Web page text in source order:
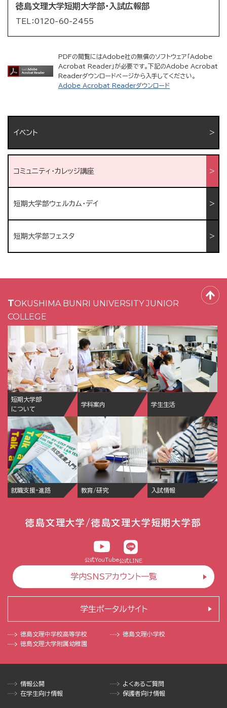
徳島文理大学短期大学部・入試広報部
TEL：0120-60-2455
PDFの閲覧にはAdobe社の無償のソフトウェア「Adobe
Acrobat Reader」が必要です。下記のAdobe Acrobat
Readerダウンロードページから入手してください。
Adobe Acrobat Readerダウンロード
イベント
コミュニティ・カレッジ講座
短期大学部ウェルカム・デイ
短期大学部フェスタ
TOKUSHIMA BUNRI UNIVERSITY JUNIOR
COLLEGE
短期大学部
について
学科案内 学生生活
就職支援・進路 教育/研究 入試情報
徳島文理大学/徳島文理大学短期大学部
公式YouTube公式LINE
学内SNSアカウント一覧
徳島文理中学校高等学校
徳島文理小学校
徳島文理大学附属幼稚園
学生ポータルサイト
情報公開
よくあるご質問
在学生向け情報
保護者向け情報